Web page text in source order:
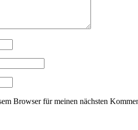
Browser für meinen nächsten